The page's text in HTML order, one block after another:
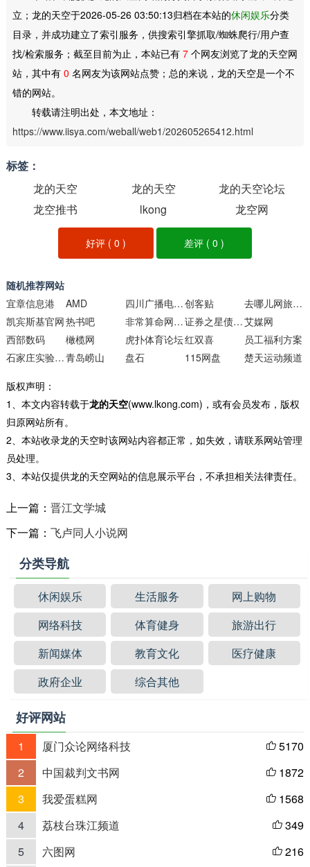
立；龙的天空于2026-05-26 03:50:13归档在本站的休闲娱乐分类
目录，并成功建立了索引服务，供搜索引擎抓取/蜘蛛爬行/用户查
找/检索服务；截至目前为止，本站已有 7个网友浏览了龙的天空网
站，其中有 0 名网友为该网站点赞；总的来说，龙的天空是一个不
错的网站。
转载请注明出处，本文地址：
https://www.iisya.com/weball/web1/202605265412.html
标签：
龙的天空
龙的天空
龙的天空论坛
龙空推书
lkong 龙空网
好评 (0 ) 差评 ( 0 )
随机推荐网站
宜章信息港
AMD 四川广播电视台创客贴
去哪儿网旅行频道
凯宾斯基官网热书吧 非常算命网姓名测试打分频道 证券之星债券频道艾媒网
西部数码
橄榄网 虎扑体育论坛红双喜
员工福利方案
石家庄实验中学青岛崂山 盘石 115网盘 楚天运动频道
版权声明：
1、本文内容转载于龙的天空(www.lkong.com)，或有会员发布，版权
归原网站所有。
2、本站收录龙的天空时该网站内容都正常，如失效，请联系网站管理
员处理。
3、本站仅提供龙的天空网站的信息展示平台，不承担相关法律责任。
上一篇： 晋江文学城
下一篇： 飞卢同人小说网
分类导航
休闲娱乐 生活服务
网上购物
网络科技
体育健身
旅游出行
新闻媒体
教育文化
医疗健康
政府企业
综合其他
好评网站
1 厦门众论网络科技  5170
2
中国裁判文书网  1872
3
我爱蛋糕网  1568
4
荔枝台珠江频道  349
5
六图网  216